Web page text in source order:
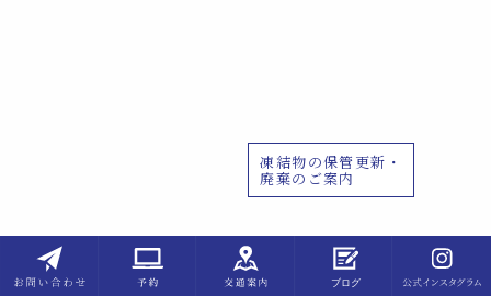
凍結物の保管更新・
廃棄のご案内
PAGE
TOP